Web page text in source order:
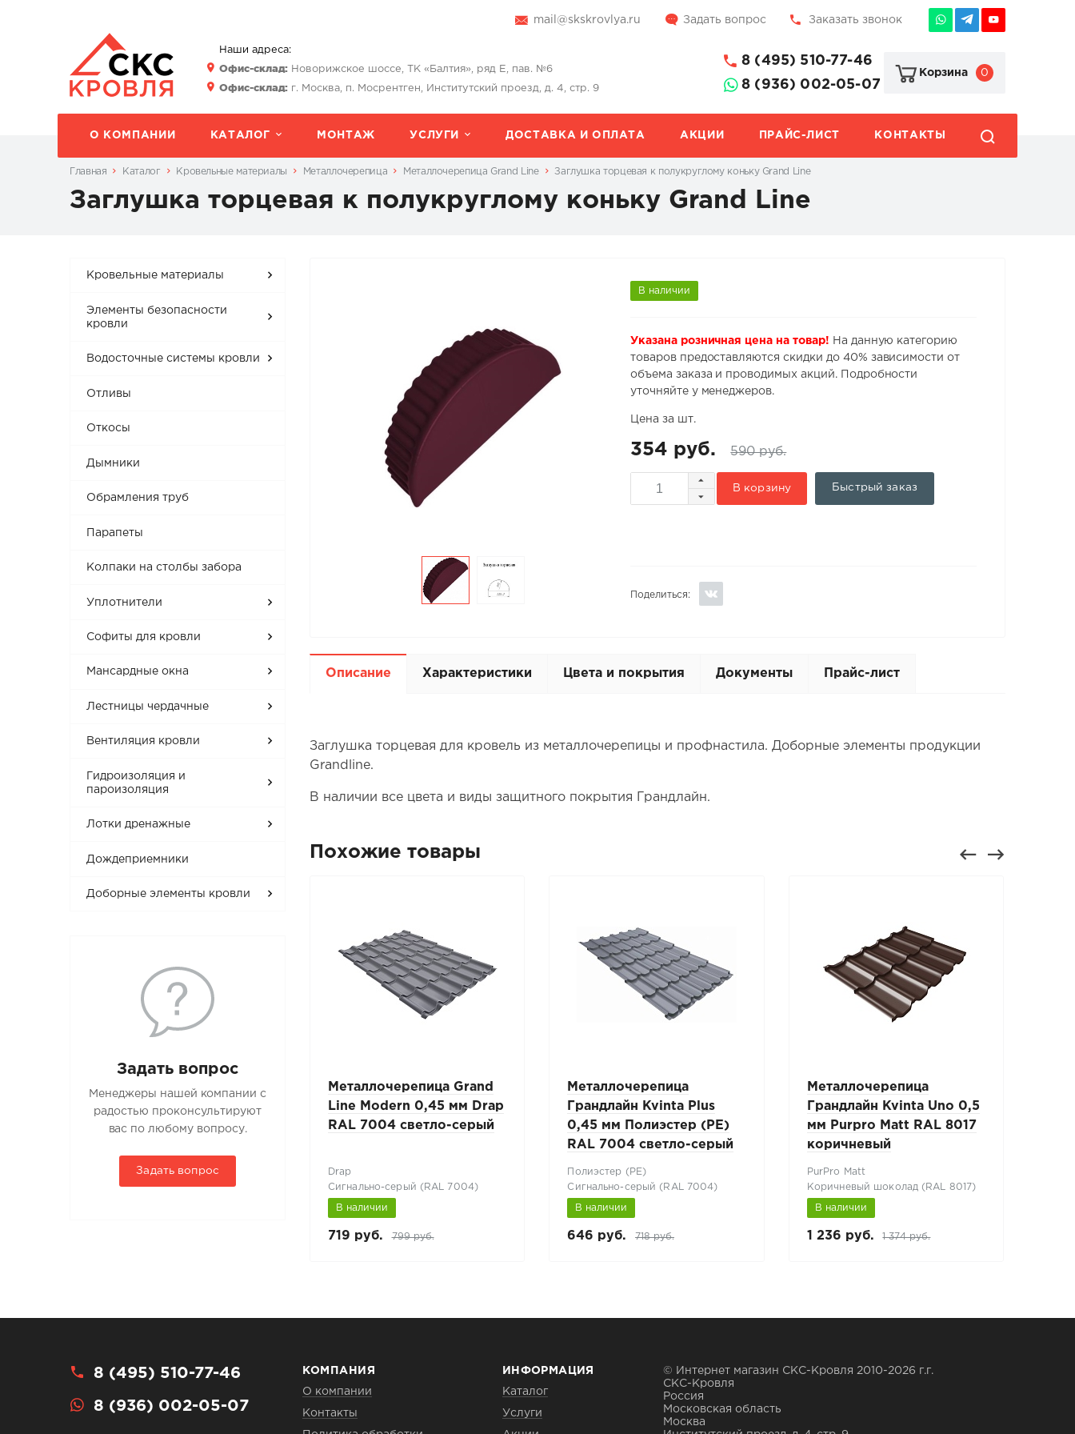
mail@skskrovlya.ru Задать вопрос Заказать звонок
Наши адреса:
Офис-склад:Новорижское шоссе, ТК «Балтия», ряд Е, пав. №6
Офис-склад:г. Москва, п. Мосрентген, Институтский проезд, д. 4, стр. 9
8 (495) 510-77-46
8 (936) 002-05-07
Корзина 0
О КОМПАНИИ КАТАЛОГ МОНТАЖ УСЛУГИ ДОСТАВКА И ОПЛАТА АКЦИИ ПРАЙС-ЛИСТ КОНТАКТЫ
Главная Каталог Кровельные материалы Металлочерепица Металлочерепица Grand Line Заглушка торцевая к полукруглому коньку Grand Line
Заглушка торцевая к полукруглому коньку Grand Line
Кровельные материалы
Элементы безопасности
кровли
Водосточные системы кровли
Отливы
Откосы
Дымники
Обрамления труб
Парапеты
Колпаки на столбы забора
Уплотнители
Софиты для кровли
Мансардные окна
Лестницы чердачные
Вентиляция кровли
Гидроизоляция и
пароизоляция
Лотки дренажные
Дождеприемники
Доборные элементы кровли
Задать вопрос
Менеджеры нашей компании с
радостью проконсультируют
вас по любому вопросу.
Задать вопрос
В наличии
Указана розничная цена на товар! На данную категорию
товаров предоставляются скидки до 40% зависимости от
объема заказа и проводимых акций. Подробности
уточняйте у менеджеров.
Цена за шт.
354 руб. 590 руб.
В корзину Быстрый заказ
Поделиться:
Описание Характеристики Цвета и покрытия Документы Прайс-лист
Заглушка торцевая для кровель из металлочерепицы и профнастила. Доборные элементы продукции
Grandline.
В наличии все цвета и виды защитного покрытия Грандлайн.
Похожие товары
Металлочерепица Grand
Line Classic 0,5 мм Satin
RAL 6005 зеленый
Зеленый мох (RAL 6005)
Металлочерепица Grand
Line Modern 0,45 мм Drap
RAL 7004 светло-серый
Drap
Сигнально-серый (RAL 7004)
В наличии
719 руб. 799 руб.
Металлочерепица
Грандлайн Kvinta Plus
0,45 мм Полиэстер (PE)
RAL 7004 светло-серый
Полиэстер (РЕ)
Сигнально-серый (RAL 7004)
В наличии
646 руб. 718 руб.
Металлочерепица
Грандлайн Kvinta Uno 0,5
мм Purpro Matt RAL 8017
коричневый
PurPro Matt
Коричневый шоколад (RAL 8017)
В наличии
1 236 руб. 1 374 руб.
8 (495) 510-77-46
8 (936) 002-05-07
КОМПАНИЯ
О компании
Контакты
ИНФОРМАЦИЯ
Каталог
Услуги
© Интернет магазин СКС-Кровля 2010-2026 г.г.
СКС-Кровля
Россия
Московская область
Москва